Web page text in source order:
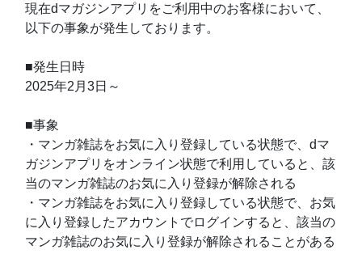
現在dマガジンアプリをご利用中のお客様において、
以下の事象が発生しております。
■発生日時
2025年2月3日～
■事象
・マンガ雑誌をお気に入り登録している状態で、dマ
ガジンアプリをオンライン状態で利用していると、該
当のマンガ雑誌のお気に入り登録が解除される
・マンガ雑誌をお気に入り登録している状態で、お気
に入り登録したアカウントでログインすると、該当の
マンガ雑誌のお気に入り登録が解除されることがある